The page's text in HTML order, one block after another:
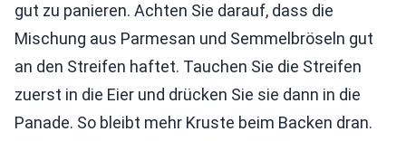
gut zu panieren. Achten Sie darauf, dass die
Mischung aus Parmesan und Semmelbröseln gut
an den Streifen haftet. Tauchen Sie die Streifen
zuerst in die Eier und drücken Sie sie dann in die
Panade. So bleibt mehr Kruste beim Backen dran.